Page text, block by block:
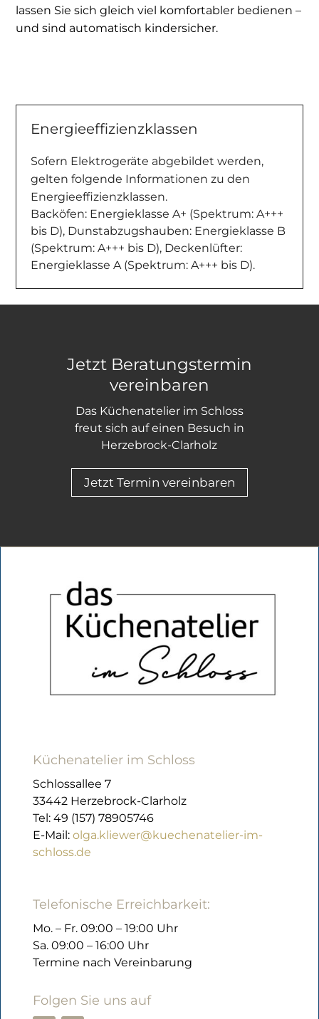
lassen Sie sich gleich viel komfortabler bedienen –
und sind automatisch kindersicher.
Energieeffizienzklassen
Sofern Elektrogeräte abgebildet werden,
gelten folgende Informationen zu den
Energieeffizienzklassen.
Backöfen: Energieklasse A+ (Spektrum: A+++
bis D), Dunstabzugshauben: Energieklasse B
(Spektrum: A+++ bis D), Deckenlüfter:
Energieklasse A (Spektrum: A+++ bis D).
Jetzt Beratungstermin
vereinbaren
Das Küchenatelier im Schloss
freut sich auf einen Besuch in
Herzebrock-Clarholz
Jetzt Termin vereinbaren
Küchenatelier im Schloss
Schlossallee 7
33442 Herzebrock-Clarholz
Tel: 49 (157) 78905746
E-Mail: olga.kliewer@kuechenatelier-im-
schloss.de
Telefonische Erreichbarkeit:
Mo. – Fr. 09:00 – 19:00 Uhr
Sa. 09:00 – 16:00 Uhr
Termine nach Vereinbarung
Folgen Sie uns auf